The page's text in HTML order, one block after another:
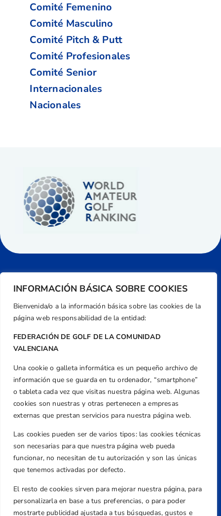
INFORMACIÓN BÁSICA SOBRE COOKIES
Bienvenida/o a la información básica sobre las cookies de la
página web responsabilidad de la entidad:
FEDERACIÓN DE GOLF DE LA COMUNIDAD
VALENCIANA
Una cookie o galleta informática es un pequeño archivo de
información que se guarda en tu ordenador, “smartphone”
o tableta cada vez que visitas nuestra página web. Algunas
cookies son nuestras y otras pertenecen a empresas
externas que prestan servicios para nuestra página web.
Las cookies pueden ser de varios tipos: las cookies técnicas
son necesarias para que nuestra página web pueda
funcionar, no necesitan de tu autorización y son las únicas
que tenemos activadas por defecto.
El resto de cookies sirven para mejorar nuestra página, para
personalizarla en base a tus preferencias, o para poder
mostrarte publicidad ajustada a tus búsquedas, gustos e
Comité Femenino
Comité Masculino
Comité Pitch & Putt
Comité Profesionales
Comité Senior
Internacionales
Nacionales
Dirección
Centre de L´Esport, Carrer d'Isaac Peral i
Caballero, Nº 5, Despachos 2 y 3, 46980,
Valencia
Teléfono
+34 961 367 799
Email
federacion@golfcv.com
Aviso Legal
Política de Privacidad